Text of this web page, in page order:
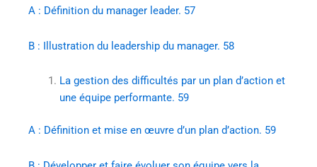
A : Définition du manager leader. 57
B : Illustration du leadership du manager. 58
La gestion des difficultés par un plan d’action et
une équipe performante. 59
A : Définition et mise en œuvre d’un plan d’action. 59